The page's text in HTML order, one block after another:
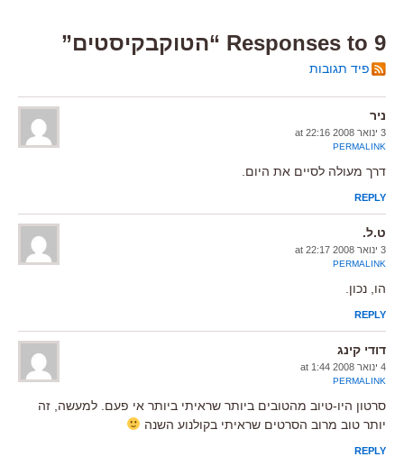
9 Responses to “הטוקבקיסטים”
פיד תגובות
ניר
3 ינואר 2008 at 22:16
PERMALINK
דרך מעולה לסיים את היום.
REPLY
ט.ל.
3 ינואר 2008 at 22:17
PERMALINK
הו, נכון.
REPLY
דודי קינג
4 ינואר 2008 at 1:44
PERMALINK
סרטון היו-טיוב מהטובים ביותר שראיתי ביותר אי פעם. למעשה, זה
יותר טוב מרוב הסרטים שראיתי בקולנוע השנה
REPLY